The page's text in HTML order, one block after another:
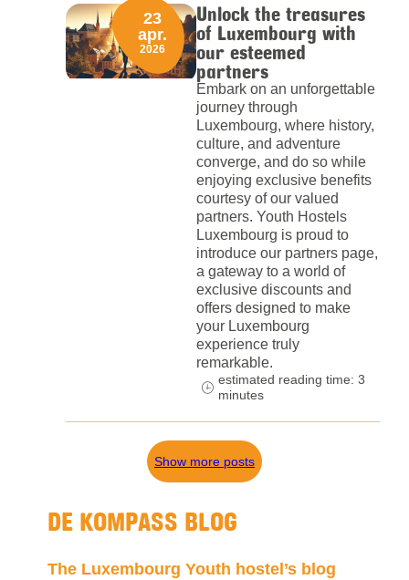
Unlock the treasures
of Luxembourg with
our esteemed
partners
Embark on an unforgettable
journey through
Luxembourg, where history,
culture, and adventure
converge, and do so while
enjoying exclusive benefits
courtesy of our valued
partners. Youth Hostels
Luxembourg is proud to
introduce our partners page,
a gateway to a world of
exclusive discounts and
offers designed to make
your Luxembourg
experience truly
remarkable.
23
apr.
2026
estimated reading time: 3
minutes
Show more posts
DE KOMPASS BLOG
The Luxembourg Youth hostel’s blog